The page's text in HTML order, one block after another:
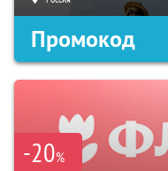
Промокод
-20%